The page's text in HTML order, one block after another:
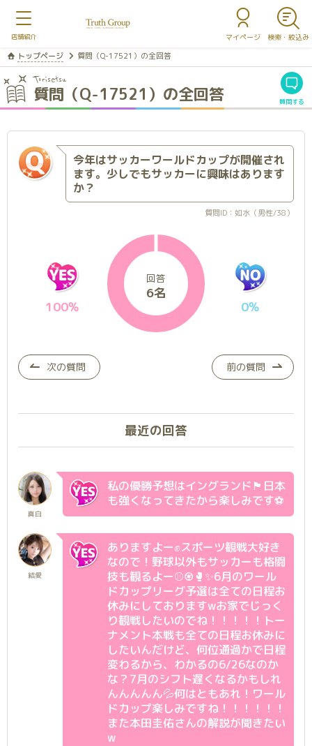
マイページ
トップページ 質問（Q-17521）の全回答
Torisetsu
質問（Q-17521）の全回答 質問する
今年はサッカーワールドカップが開催され
ます。少しでもサッカーに興味はあります
か？
質問ID：如水（男性/38）
100%
回答
6名
0%
次の質問 前の質問
最近の回答
真白
私の優勝予想はイングランド🏴󠁧󠁢󠁥󠁮󠁧󠁿日本
も強くなってきたから楽しみです⚽️
結愛
ありますよー✊スポーツ観戦大好き
なので！野球以外もサッカーも格闘
技も観るよー⚾♼🥊✨6月のワール
ドカップリーグ予選は全ての日程お
休みにしておりますwお家でじっく
り観戦したいのでね！！！！！トー
ナメント本戦も全ての日程お休みに
したいんだけど、何位通過かで日程
変わるから、わかるの6/26なのか
な？7月のシフト遅くなるかもしれ
んんんんん💦何はともあれ！ワール
ドカップ楽しみですね！！！！！！
また本田圭佑さんの解説が聞きたい
w